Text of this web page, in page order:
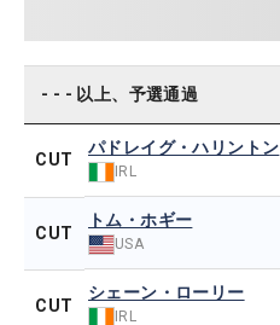
- - - 以上、予選通過
CUT
パドレイグ・ハリントン
IRL
CUT
トム・ホギー
USA
CUT
シェーン・ローリー
IRL